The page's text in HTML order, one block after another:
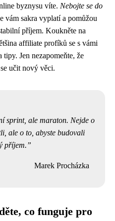
byznysu víte. Nebojte se do
vám sakra vyplatí a pomůžou
příjem. Koukněte na
affiliate profíků se s vámi
Jen nezapomeňte, že
učit nový věci.
sprint, ale maraton. Nejde o
ale o to, abyste budovali
příjem.
Marek Procházka
co funguje pro